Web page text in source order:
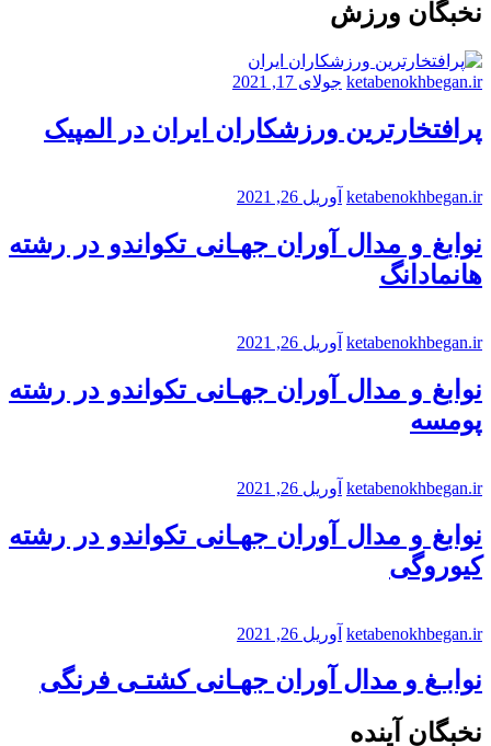
نخبگان ورزش
ketabenokhbegan.ir جولای 17, 2021
پرافتخارترین ورزشکاران ایران در المپیک
ketabenokhbegan.ir آوریل 26, 2021
نوابغ و مدال آوران جهـانی تکواندو در رشته
هانمادانگ
ketabenokhbegan.ir آوریل 26, 2021
نوابغ و مدال آوران جهـانی تکواندو در رشته
پومسه
ketabenokhbegan.ir آوریل 26, 2021
نوابغ و مدال آوران جهـانی تکواندو در رشته
کیوروگی
ketabenokhbegan.ir آوریل 26, 2021
نوابـغ و مدال آوران جهـانی کشتـی فرنگی
نخبگان آینده